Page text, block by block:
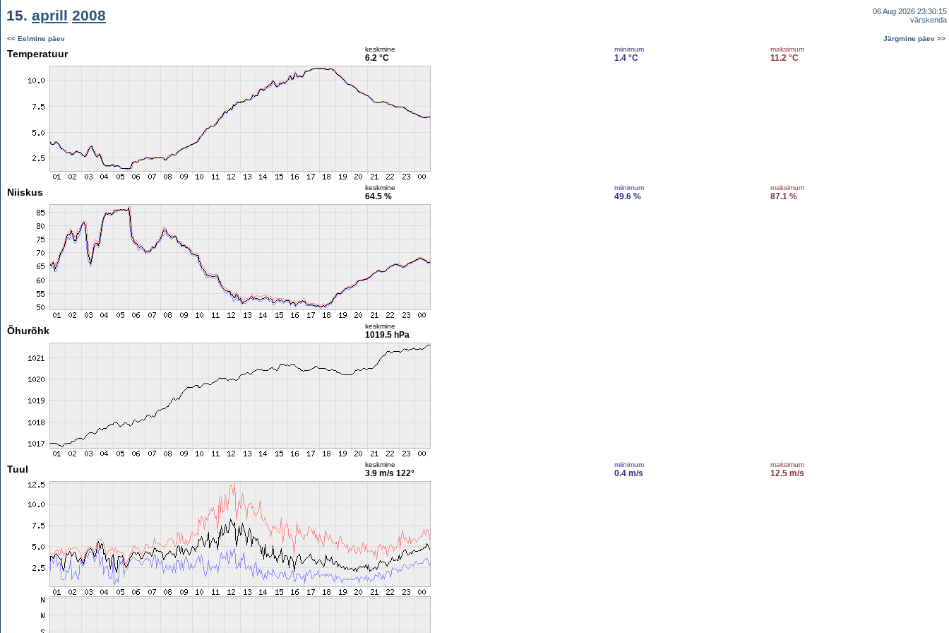
15. aprill 2008
06 Aug 2026 23:30:15
värskenda
<< Eelmine päev Järgmine päev >>
Temperatuur keskmine
6.2 °C
miinimum
1.4 °C
maksimum
11.2 °C
Niiskus keskmine
64.5 %
miinimum
49.6 %
maksimum
87.1 %
Õhurõhk keskmine
1019.5 hPa
Tuul keskmine
3.9 m/s 122°
miinimum
0.4 m/s
maksimum
12.5 m/s